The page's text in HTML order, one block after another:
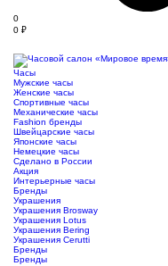
0
0 ₽
Часы
Мужские часы
Женские часы
Спортивные часы
Механические часы
Fashion бренды
Швейцарские часы
Японские часы
Немецкие часы
Сделано в России
Акция
Интерьерные часы
Бренды
Украшения
Украшения Brosway
Украшения Lotus
Украшения Bering
Украшения Cerutti
Бренды
Бренды